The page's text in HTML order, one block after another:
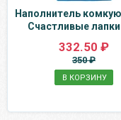
Наполнитель
Счастливые лапки
332.50 ₽
350 ₽
В КОРЗИНУ